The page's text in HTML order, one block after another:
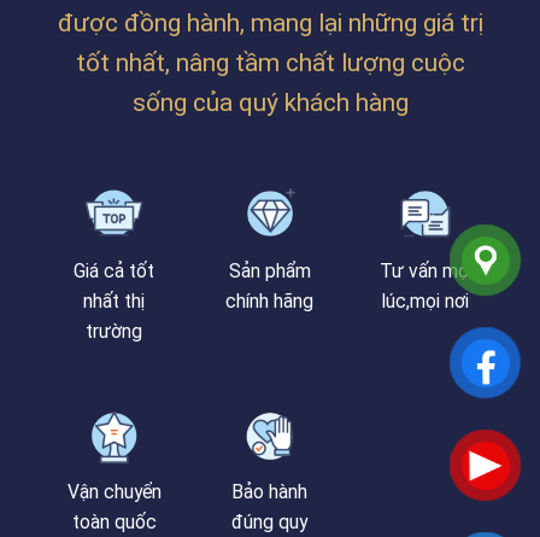
TẠI
BÁ
VÀNH
được đồng hành, mang lại những giá trị
tốt nhất, nâng tầm chất lượng cuộc
sống của quý khách hàng
Giá cả tốt
nhất thị
trường
Sản phẩm
chính hãng
Tư vấn mọi
lúc,mọi nơi
Vận chuyển
toàn quốc
Bảo hành
đúng quy